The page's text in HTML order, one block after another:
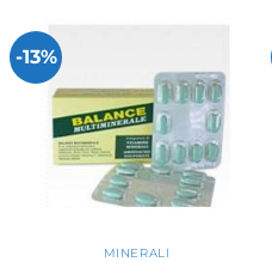
-13%
MINERALI